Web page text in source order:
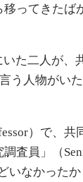
ってきたば
た二人が、
う人物がい
）で、共
査員」（
いなかった